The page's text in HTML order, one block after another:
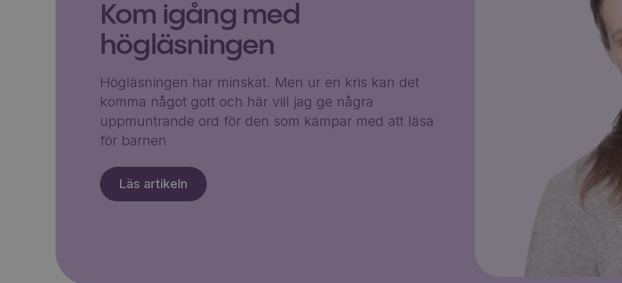
Kom igång med
högläsningen
Högläsningen har minskat. Men ur en kris kan det
komma något gott och här vill jag ge några
uppmuntrande ord för den som kämpar med att läsa
för barnen
Läs artikeln